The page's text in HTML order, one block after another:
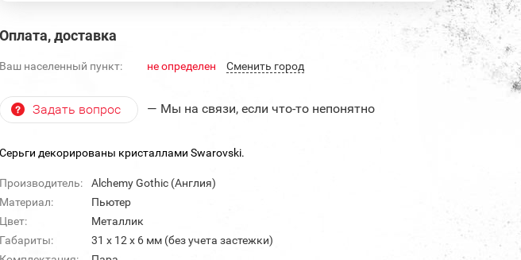
Оплата, доставка
Ваш населенный пункт: не определен Cменить город
Задать вопрос — Мы на связи, если что-то непонятно
Серьги декорированы кристаллами Swarovski.
Производитель:
Alchemy Gothic (Англия)
Материал:
Пьютер
Цвет:
Металлик
Габариты:
31 х 12 х 6 мм (без учета застежки)